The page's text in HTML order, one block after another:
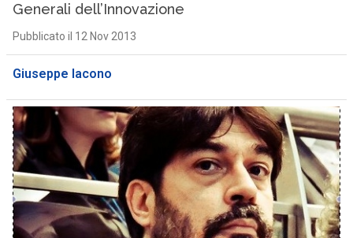
Generali dell’Innovazione
Pubblicato il 12 Nov 2013
Giuseppe Iacono